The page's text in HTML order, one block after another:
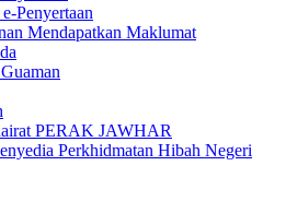
Penyertaan
Mendapatkan Maklumat
PERAK JAWHAR
Perkhidmatan Hibah Negeri